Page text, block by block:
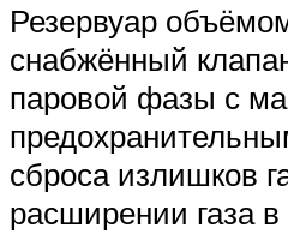
Резервуар
снабжённый
паровой фазы с
сброса излишков
расширении газа